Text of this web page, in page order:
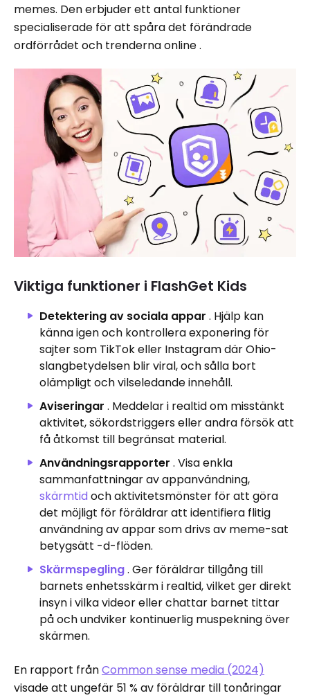
memes. Den erbjuder ett antal funktioner
specialiserade för att spåra det förändrade
ordförrådet och trenderna online .
Viktiga funktioner i FlashGet Kids
Detektering av sociala appar . Hjälp kan
känna igen och kontrollera exponering för
sajter som TikTok eller Instagram där Ohio-
slangbetydelsen blir viral, och sålla bort
olämpligt och vilseledande innehåll.
Aviseringar . Meddelar i realtid om misstänkt
aktivitet, sökordstriggers eller andra försök att
få åtkomst till begränsat material.
Användningsrapporter . Visa enkla
sammanfattningar av appanvändning,
skärmtid och aktivitetsmönster för att göra
det möjligt för föräldrar att identifiera flitig
användning av appar som drivs av meme-sat
betygsätt -d-flöden.
Skärmspegling. Ger föräldrar tillgång till
barnets enhetsskärm i realtid, vilket ger direkt
insyn i vilka videor eller chattar barnet tittar
på och undviker kontinuerlig muspekning över
skärmen.
En rapport frånCommon sense media (2024)
visade att ungefär 51 % av föräldrar till tonåringar